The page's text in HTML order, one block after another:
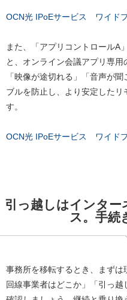
OCN光 IPoEサービス ワイド
また、「アプリコントロールA
と、オンライン会議アプリ専用
「映像が途切れる」「音声が
ブルを防止し、より安定した
す。
OCN光 IPoEサービス ワイド
引っ越しはインター
ス。手続
事務所を移転するとき、まずは
回線事業者はどこか」「引っ